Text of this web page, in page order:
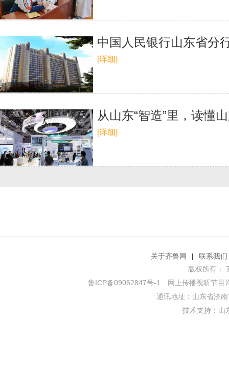
中国人民银行山东省分
[详细]
从山东“智造”里，读懂
[详细]
关于齐鲁网 |
联系我们
版权所有：
鲁ICP备09062847号-1
网上传播视听节目
通讯地址：山东省济
技术支持： 山